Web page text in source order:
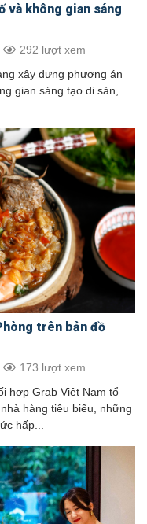
và không gian sáng
292 lượt xem
xây dựng phương án
gian sáng tạo di sản,
trên bản đồ
173 lượt xem
hợp Grab Việt Nam tổ
hàng tiêu biểu, những
hấp...